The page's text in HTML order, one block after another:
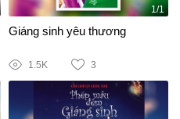
1/1
Giáng sinh yêu thương
1.5K 3